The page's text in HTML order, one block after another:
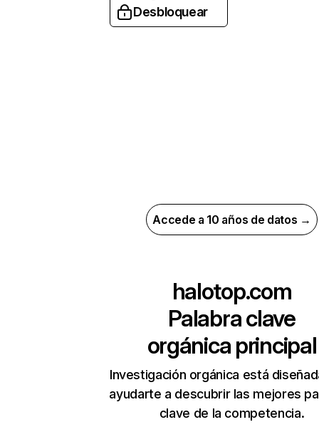
Desbloquear
Accede a 10 años de datos →
halotop.com
Palabra clave
orgánica principal
Investigación orgánica está
ayudarte a descubrir las mejores
clave de la competencia.